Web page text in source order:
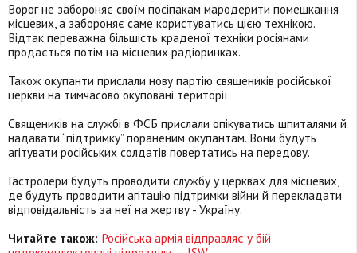
Ворог не забороняє своїм посіпакам мародерити помешкання
місцевих, а забороняє саме користуватись цією технікою.
Відтак переважна більшість краденої техніки росіянами
продається потім на місцевих радіоринках.
Також окупанти прислали нову партію священиків російської
церкви на тимчасово окуповані території.
Священиків на службі в ФСБ прислали опікуватись шпиталями й
надавати “підтримку” пораненим окупантам. Вони будуть
агітувати російських солдатів повертатись на передову.
Гастролери будуть проводити службу у церквах для місцевих,
де будуть проводити агітацію підтримки війни й перекладати
відповідальність за неї на жертву - Україну.
Читайте також: Російська армія відправляє у бій